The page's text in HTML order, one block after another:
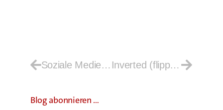
Soziale Medien im Klassenzimmer Inverted (flipped) Classroom
Blog abonnieren …